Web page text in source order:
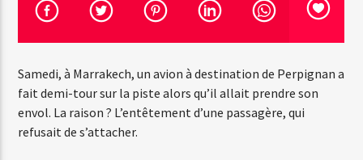
Emission en cours
Web-Radio-Années 100% 80s
07:00 22:00
Samedi, à Marrakech, un avion à destination de Perpignan a
fait demi-tour sur la piste alors qu’il allait prendre son
envol. La raison ? L’entêtement d’une passagère, qui
refusait de s’attacher.